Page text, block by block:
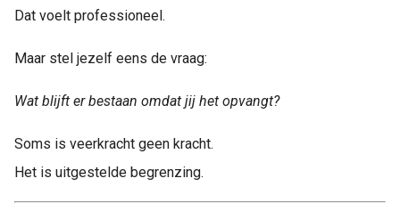
Dat voelt professioneel.
Maar stel jezelf eens de vraag:
Wat blijft er bestaan omdat jij het opvangt?
Soms is veerkracht geen kracht.
Het is uitgestelde begrenzing.